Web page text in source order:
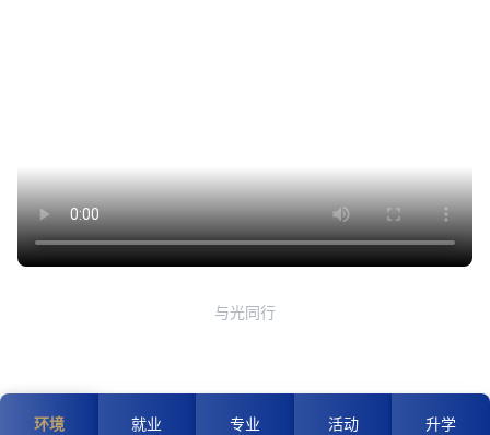
与光同行
环境 就业 专业 活动 升学